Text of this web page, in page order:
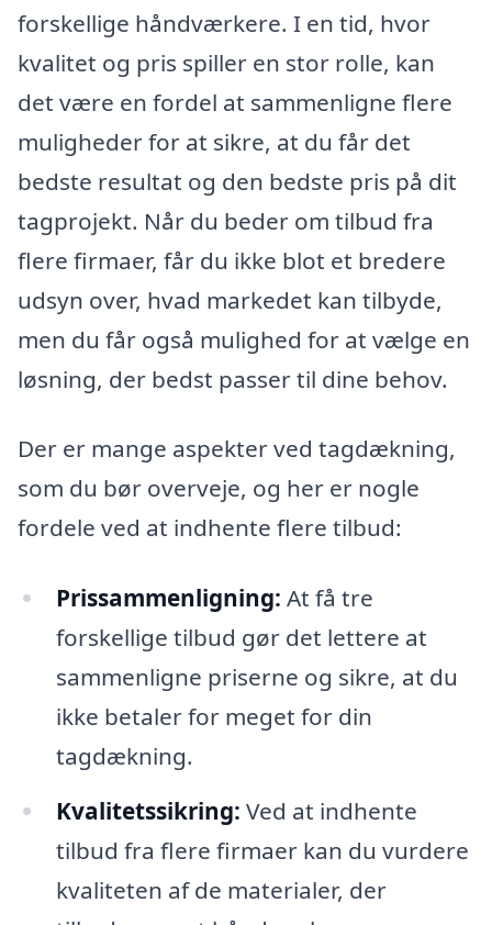
forskellige håndværkere. I en tid, hvor
kvalitet og pris spiller en stor rolle, kan
det være en fordel at sammenligne flere
muligheder for at sikre, at du får det
bedste resultat og den bedste pris på dit
tagprojekt. Når du beder om tilbud fra
flere firmaer, får du ikke blot et bredere
udsyn over, hvad markedet kan tilbyde,
men du får også mulighed for at vælge en
løsning, der bedst passer til dine behov.
Der er mange aspekter ved tagdækning,
som du bør overveje, og her er nogle
fordele ved at indhente flere tilbud:
Prissammenligning: At få tre
forskellige tilbud gør det lettere at
sammenligne priserne og sikre, at du
ikke betaler for meget for din
tagdækning.
Kvalitetssikring: Ved at indhente
tilbud fra flere firmaer kan du vurdere
kvaliteten af de materialer, der